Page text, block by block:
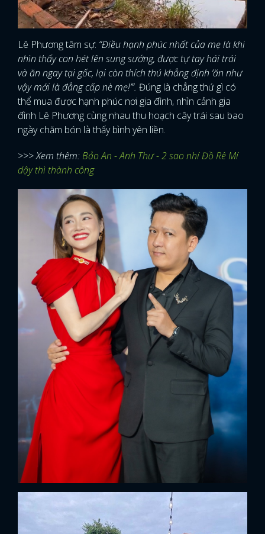
ĐĂNG NHẬP
Lê Phương tâm sự: “Điều hạnh phúc nhất của mẹ là khi
nhìn thấy con hét lên sung sướng, được tự tay hái trái
và ăn ngay tại gốc, lại còn thích thú khẳng định ‘ăn như
vậy mới là đẳng cấp nè mẹ!’”. Đúng là chẳng thứ gì có
thể mua được hạnh phúc nơi gia đình, nhìn cảnh gia
đình Lê Phương cùng nhau thu hoạch cây trái sau bao
ngày chăm bón là thấy bình yên liền.
>>> Xem thêm:Bảo An - Anh Thư - 2 sao nhí Đồ Rê Mí
dậy thì thành công